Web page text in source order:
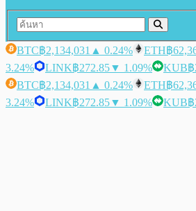
BTC฿2,134,031 ▲ 0.24% ETH฿
3.24%
LINK฿272.85▼ 1.09% KUB฿
BTC฿2,134,031 ▲ 0.24% ETH฿
3.24%
LINK฿272.85▼ 1.09% KUB฿